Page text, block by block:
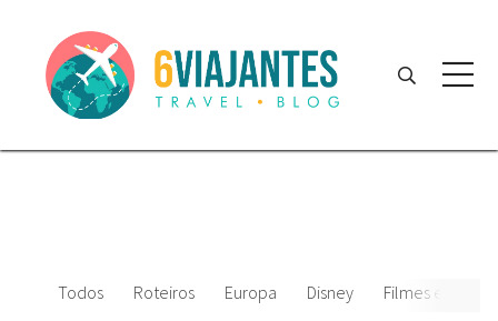
Todos Roteiros Europa Disney Filmes e